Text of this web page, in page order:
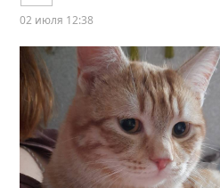
02 июля 12:38